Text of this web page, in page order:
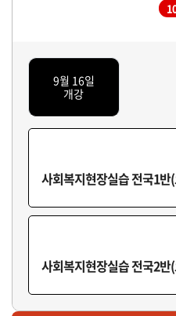
사회복지현장실습E반(오후/
마감
마감
9월 16일
개강
사회복지현장실습 전국1
사회복지현장실습 전국2